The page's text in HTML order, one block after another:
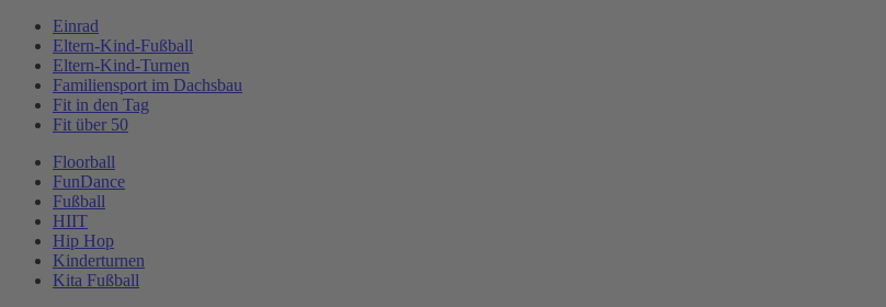
Einrad
Eltern-Kind-Fußball
Eltern-Kind-Turnen
Familiensport im Dachsbau
Fit in den Tag
Fit über 50
Floorball
FunDance
Fußball
HIIT
Hip Hop
Kinderturnen
Kita Fußball